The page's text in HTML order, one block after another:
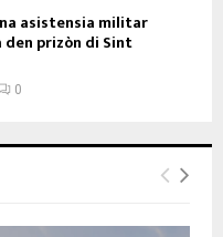
asistensia militar
prizòn di Sint
0